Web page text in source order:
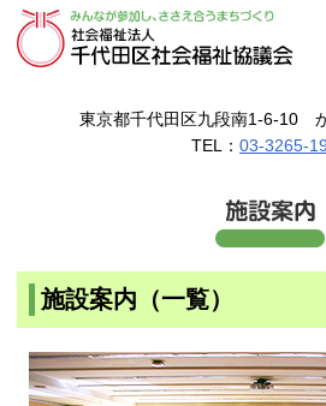
東京都千代田区九段南1-6-10
TEL： 03-3265-
施設案内（一覧）